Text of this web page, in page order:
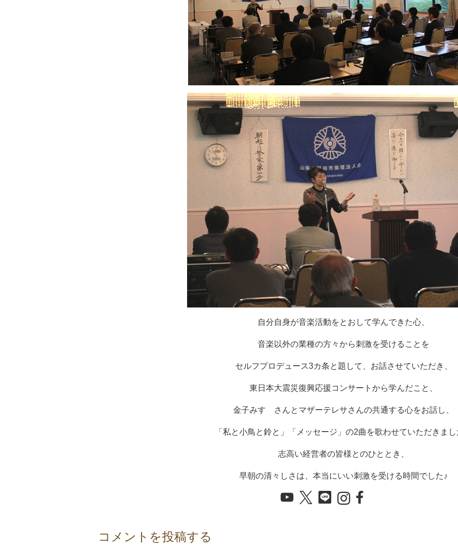
自分自身が音楽活動をとおして学んできた心、
音楽以外の業種の方々から刺激を受けることを
セルフプロデュース3カ条と題して、お話させていただき、
東日本大震災復興応援コンサートから学んだこと、
金子みすゞさんとマザーテレサさんの共通する心をお話し、
「私と小鳥と鈴と」「メッセージ」の2曲を歌わせていただきま
志高い経営者の皆様とのひととき、
早朝の清々しさは、本当にいい刺激を受ける時間でした♪
コメントを投稿する